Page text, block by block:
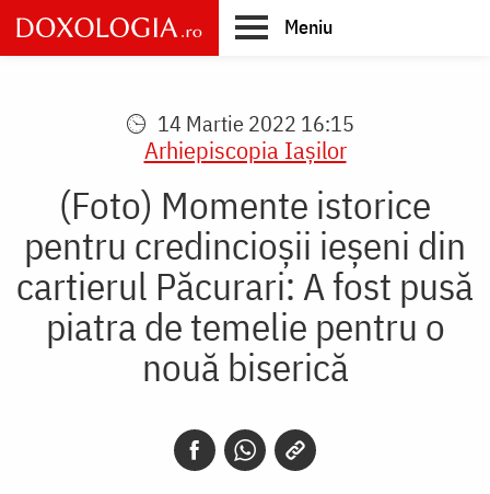
Skip
to
main
Meniu
14 Martie 2022 16:15
Arhiepiscopia Iaşilor
(Foto) Momente istorice
pentru credincioșii ieșeni din
cartierul Păcurari: A fost pusă
piatra de temelie pentru o
nouă biserică